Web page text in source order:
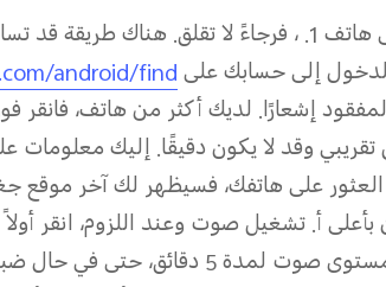
هاتف ، فرجاءً لا تقلق. هناك طريقة قد1.
android/findإلى حسابك على
لديك أكثر من هاتف، فانقر
إليك معلوماتوقد لا يكون دقيقًا.
على هاتفك، فسيظهر لك آخر موقع
وعند اللزوم، انقر أ. تشغيل صوت
صوت لمدة 5 دقائق، حتى في حال ضبطه على وضع الصامت أو الاهتزاز.